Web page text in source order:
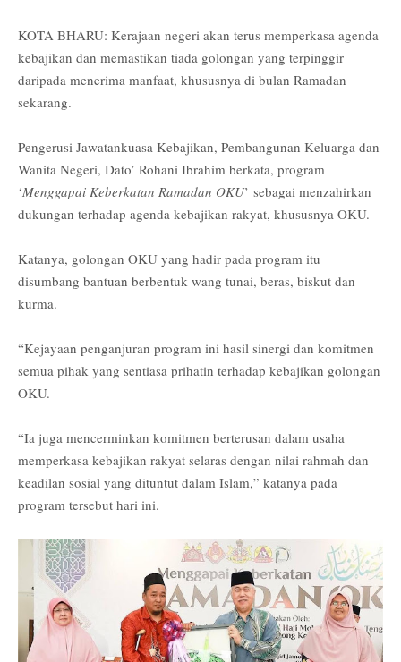
KOTA BHARU: Kerajaan negeri akan terus memperkasa agenda
kebajikan dan memastikan tiada golongan yang terpinggir
daripada menerima manfaat, khususnya di bulan Ramadan
sekarang.
Pengerusi Jawatankuasa Kebajikan, Pembangunan Keluarga dan
Wanita Negeri, Dato’ Rohani Ibrahim berkata, program
‘Menggapai Keberkatan Ramadan OKU’ sebagai menzahirkan
dukungan terhadap agenda kebajikan rakyat, khususnya OKU.
Katanya, golongan OKU yang hadir pada program itu
disumbang bantuan berbentuk wang tunai, beras, biskut dan
kurma.
“Kejayaan penganjuran program ini hasil sinergi dan komitmen
semua pihak yang sentiasa prihatin terhadap kebajikan golongan
OKU.
“Ia juga mencerminkan komitmen berterusan dalam usaha
memperkasa kebajikan rakyat selaras dengan nilai rahmah dan
keadilan sosial yang dituntut dalam Islam,” katanya pada
program tersebut hari ini.